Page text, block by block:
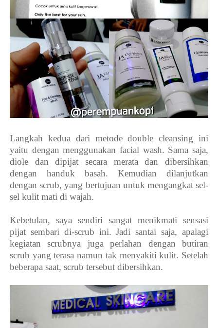
Langkah kedua dari metode double cleansing ini
yaitu dengan menggunakan facial wash. Sama saja,
diole dan dipijat secara merata dan dibersihkan
dengan handuk basah. Kemudian dilanjutkan
dengan scrub, yang bertujuan untuk mengangkat sel-
sel kulit mati di wajah.
Kebetulan, saya sendiri sangat menikmati sensasi
pijat sembari di-scrub ini. Jadi santai saja, apalagi
kegiatan scrubnya juga perlahan dengan butiran
scrub yang terasa namun tak menyakiti kulit. Setelah
beberapa saat, scrub tersebut dibersihkan.